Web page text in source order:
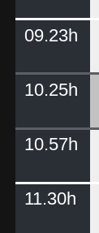
09.23h
10.25h
10.57h
11.30h